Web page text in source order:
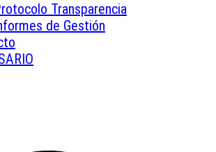
Transparencia
de Gestión